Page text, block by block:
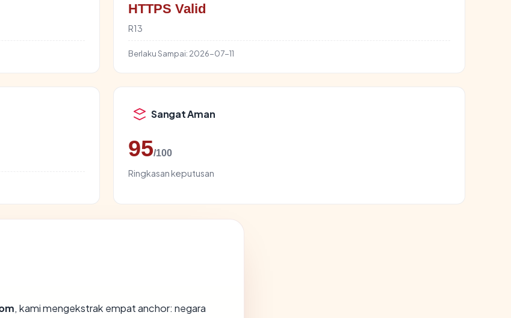
HTTPS Valid
R13
Berlaku Sampai: 2026-07-11
Sangat Aman
95/100
Ringkasan keputusan
, kami mengekstrak empat anchor: negara